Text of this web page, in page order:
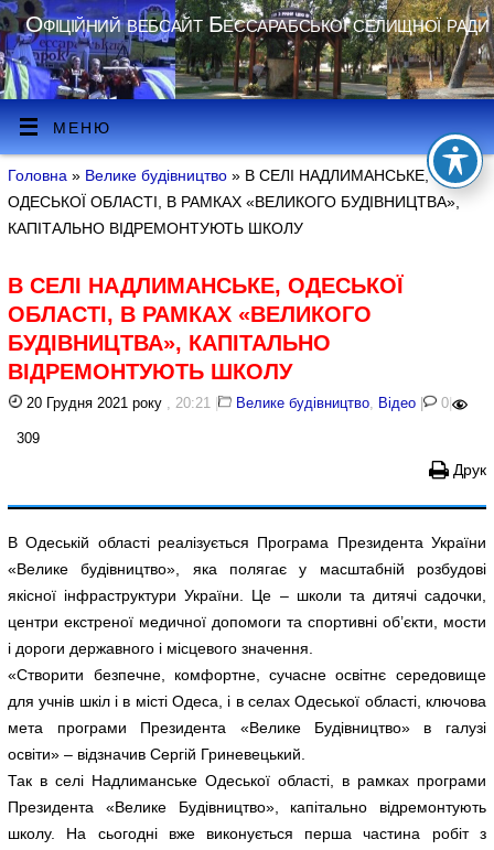
Офіційний вебсайт Бессарабської селищної ради
МЕНЮ
Головна » Велике будівництво » В СЕЛІ НАДЛИМАНСЬКЕ,
ОДЕСЬКОЇ ОБЛАСТІ, В РАМКАХ «ВЕЛИКОГО БУДІВНИЦТВА»,
КАПІТАЛЬНО ВІДРЕМОНТУЮТЬ ШКОЛУ
В СЕЛІ НАДЛИМАНСЬКЕ, ОДЕСЬКОЇ
ОБЛАСТІ, В РАМКАХ «ВЕЛИКОГО
БУДІВНИЦТВА», КАПІТАЛЬНО
ВІДРЕМОНТУЮТЬ ШКОЛУ
20 Грудня 2021 року , 20:21 | Велике будівництво, Відео | 0 |
309
Друк
В Одеській області реалізується Програма Президента України
«Велике будівництво», яка полягає у масштабній розбудові
якісної інфраструктури України. Це – школи та дитячі садочки,
центри екстреної медичної допомоги та спортивні об’єкти, мости
і дороги державного і місцевого значення.
«Створити безпечне, комфортне, сучасне освітнє середовище
для учнів шкіл і в місті Одеса, і в селах Одеської області, ключова
мета програми Президента «Велике Будівництво» в галузі
освіти» – відзначив Сергій Гриневецький.
Так в селі Надлиманське Одеської області, в рамках програми
Президента «Велике Будівництво», капітально відремонтують
школу. На сьогодні вже виконується перша частина робіт з